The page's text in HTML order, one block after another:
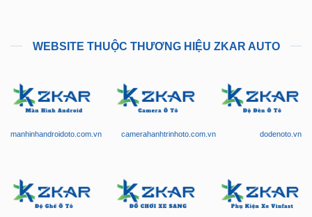
WEBSITE THUỘC THƯƠNG HIỆU ZKAR AUTO
manhinhandroidoto.com.vn camerahanhtrinhoto.com.vn dodenoto.vn